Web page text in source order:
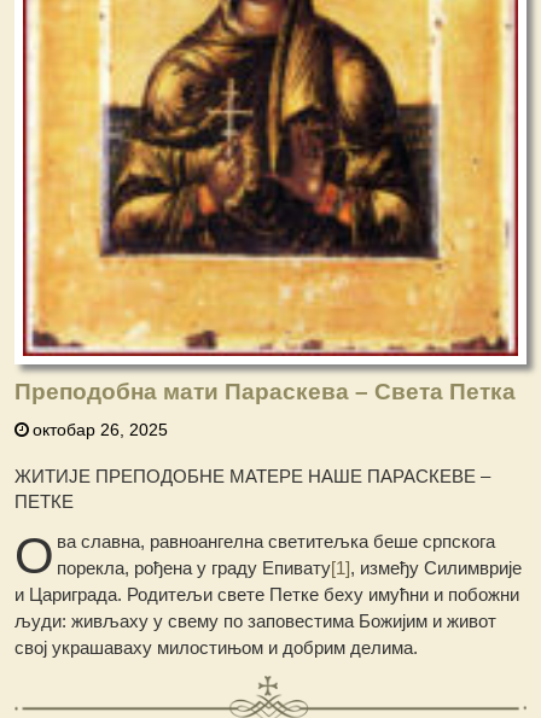
Преподобна мати Параскева – Света Петка
октобар 26, 2025
ЖИТИЈЕ ПРЕПОДОБНЕ МАТЕРЕ НАШЕ ПАРАСКЕВЕ –
ПЕТКЕ
О ва славна, равноангелна светитељка беше српскога
порекла, рођена у граду Епивату[1], између Силимврије
и Цариграда. Родитељи свете Петке беху имућни и побожни
људи: живљаху у свему по заповестима Божијим и живот
свој украшаваху милостињом и добрим делима.